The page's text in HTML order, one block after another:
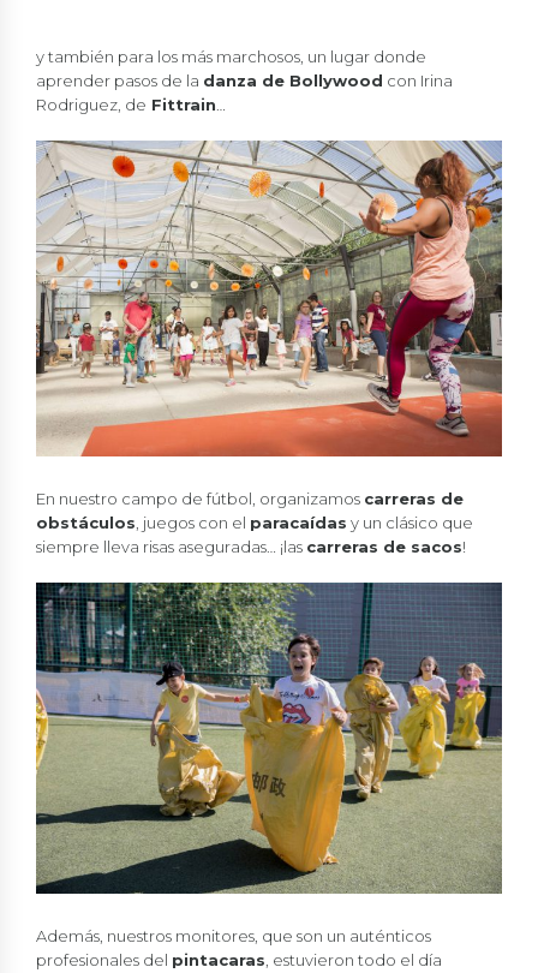
y también para los más marchosos, un lugar donde
aprender pasos de la danza de Bollywood con Irina
Rodriguez, de Fittrain
En nuestro campo de fútbol, organizamos carreras de
obstáculos, juegos con el paracaídas y un clásico que
siempre lleva risas aseguradas… ¡las carreras de sacos!
Además, nuestros monitores, que son un auténticos
profesionales del pintacaras, estuvieron todo el día